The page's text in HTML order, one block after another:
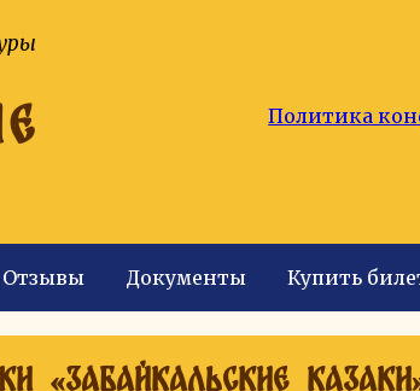
Политика
Отзывы Документы Купить
«Забайкальские